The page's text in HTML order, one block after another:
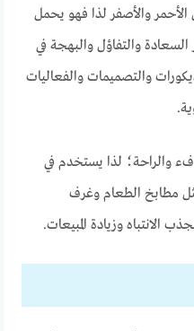
الأحمر والأصفر لذا فهو يحمل
والتفاؤل والبهجة في
والتصميمات والفعاليات
والراحة؛ لذا يستخدم في
مطابخ الطعام وغرف
الانتباه وزيادة المبيعات.